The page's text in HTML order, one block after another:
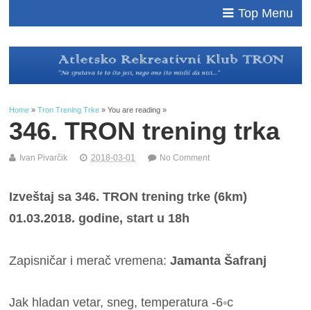
Top Menu
Home »Tron Trening Trke » You are reading »
346. TRON trening trka
Ivan Pivarčik 2018-03-01 No Comment
Izveštaj sa 346. TRON trening trke (6km)
01.03.2018. godine, start u 18h
Zapisničar i merač vremena:Jamanta Šafranj
Jak hladan vetar, sneg, temperatura -6◦c